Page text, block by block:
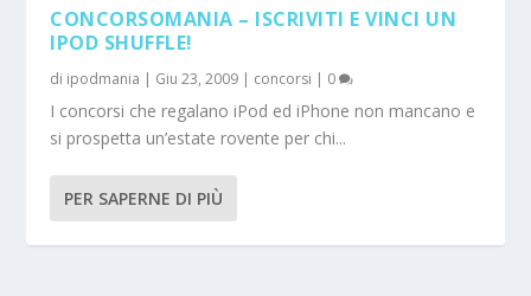
CONCORSOMANIA – ISCRIVITI E VINCI UN
IPOD SHUFFLE!
di ipodmania | Giu 23, 2009 | concorsi | 0
I concorsi che regalano iPod ed iPhone non mancano e
si prospetta un’estate rovente per chi...
PER SAPERNE DI PIÙ